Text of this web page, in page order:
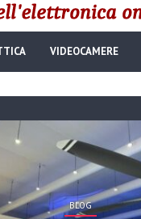
VIDEOCAMERE
BLOG